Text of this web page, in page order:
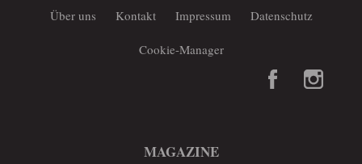
Über uns Kontakt Impressum Datenschutz
Cookie-Manager
MAGAZINE